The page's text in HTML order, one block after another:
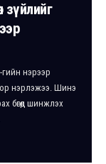
зүйлийг
нэрээр
нэрлэжээ. Шинэ
бөгөөд шинжлэх